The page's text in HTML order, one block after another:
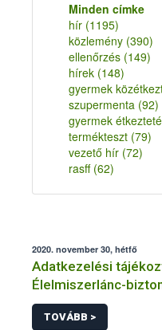
Minden címke
hír (1195)
közlemény (390)
ellenőrzés (149)
hírek (148)
gyermek
szupermenta (92)
gyermek
termékteszt (79)
vezető hír (72)
rasff (62)
2020. november 30, hétfő
Adatkezelési
Élelmiszerlánc-
történő
adatkezelések
TOVÁBB >